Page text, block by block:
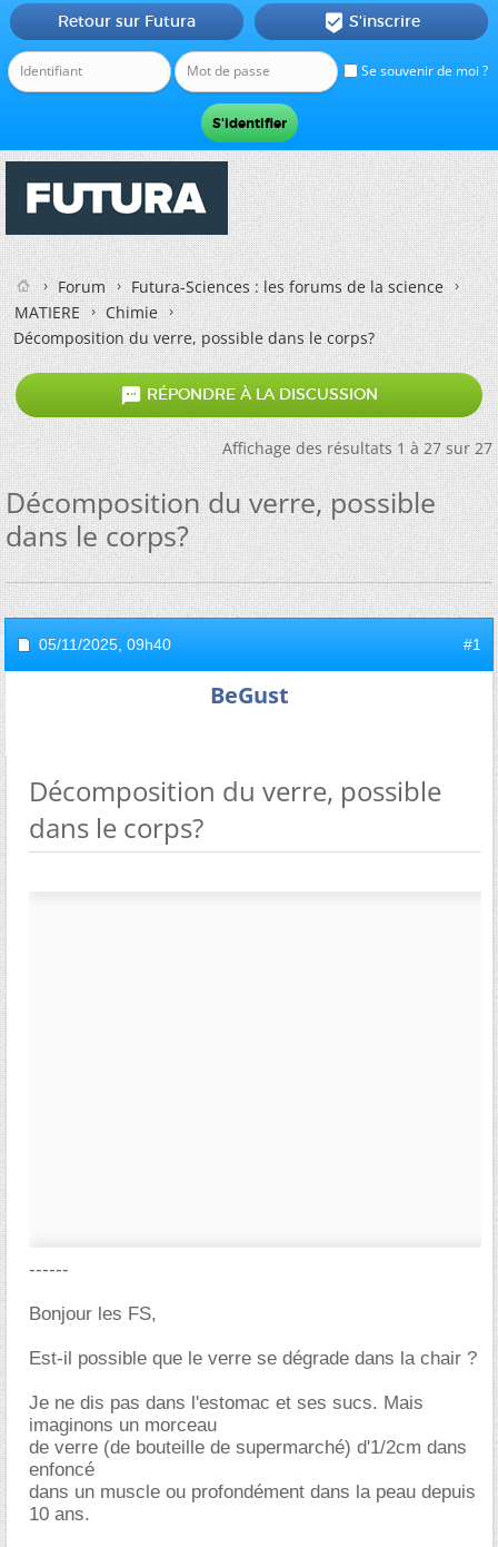
Se souvenir de moi ?
Retour sur Futura  S'inscrire
Forum
Futura-Sciences : les forums de la science
MATIERE
Chimie
Décomposition du verre, possible dans le corps?
 RÉPONDRE À LA DISCUSSION
Affichage des résultats 1 à 27 sur 27
Décomposition du verre, possible
dans le corps?
05/11/2025, 09h40 #1
BeGust
Décomposition du verre, possible
dans le corps?
------
Bonjour les FS,
Est-il possible que le verre se dégrade dans la chair ?
Je ne dis pas dans l'estomac et ses sucs. Mais
imaginons un morceau
de verre (de bouteille de supermarché) d'1/2cm dans
enfoncé
dans un muscle ou profondément dans la peau depuis
10 ans.